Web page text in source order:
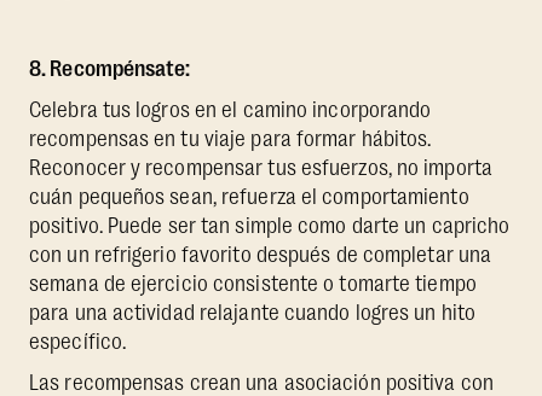
8. Recompénsate:
Celebra tus logros en el camino incorporando
recompensas en tu viaje para formar hábitos.
Reconocer y recompensar tus esfuerzos, no importa
cuán pequeños sean, refuerza el comportamiento
positivo. Puede ser tan simple como darte un capricho
con un refrigerio favorito después de completar una
semana de ejercicio consistente o tomarte tiempo
para una actividad relajante cuando logres un hito
específico.
Las recompensas crean una asociación positiva con